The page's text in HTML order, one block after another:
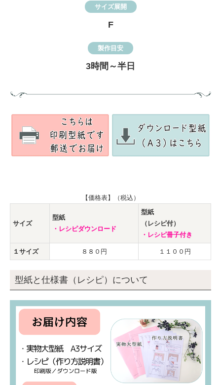
サイズ展開
F
製作目安
3時間～半日
【価格表】（税込）
サイズ
型紙
・レシピダウンロード
型紙
（レシピ付）
・レシピ冊子付き
１サイズ ８８０円 １１００円
型紙と仕様書（レシピ）について